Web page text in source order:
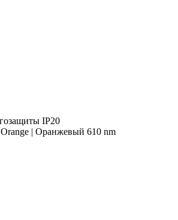
IP20
Orange | Оранжевый 610 nm